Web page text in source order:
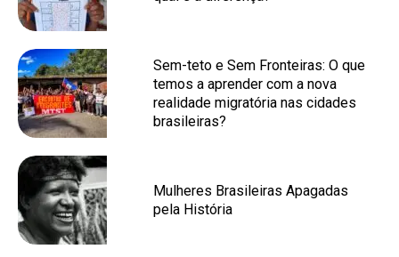
Sem-teto e Sem Fronteiras: O que
temos a aprender com a nova
realidade migratória nas cidades
brasileiras?
Mulheres Brasileiras Apagadas
pela História